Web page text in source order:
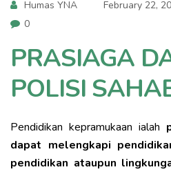
Humas YNA February 22,
0
PRASIAGA
POLISI
Pendidikan kepramukaan ialah
dapat melengkapi
pendidikan ataupun